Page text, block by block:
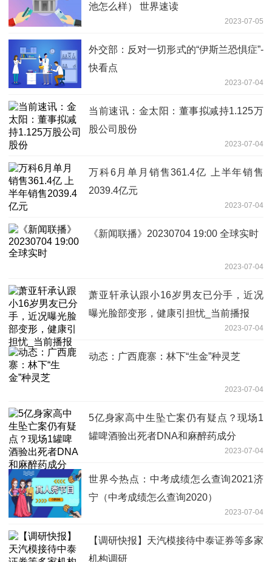
池怎么样） 世界速读
2023-07-05
外交部：反对一切形式的“伊斯兰恐惧症”-
快看点
2023-07-04
当前速讯：金太阳：董事拟减持1.125万
股公司股份
2023-07-04
万科6月单月销售361.4亿 上半年销售
2039.4亿元
2023-07-04
《新闻联播》20230704 19:00 全球实时
2023-07-04
萧亚轩承认跟小16岁男友已分手，近况
曝光脸部变形，健康引担忧_当前播报
2023-07-04
动态：广西鹿寨：林下“生金”种灵芝
2023-07-04
5亿身家高中生坠亡案仍有疑点？现场1
罐啤酒验出死者DNA和麻醉药成分
2023-07-04
世界今热点：中考成绩怎么查询2021济
宁（中考成绩怎么查询2020）
2023-07-04
【调研快报】天汽模接待中泰证券等多家
机构调研